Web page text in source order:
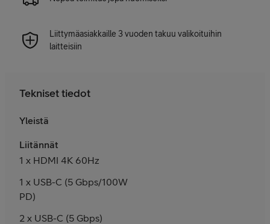
Liittymäasiakkaille 3 vuoden takuu valikoituihin
laitteisiin
Tekniset tiedot
Yleistä
Liitännät
1 x HDMI 4K 60Hz
1 x USB-C (5 Gbps/100W
PD)
2 x USB-C (5 Gbps)